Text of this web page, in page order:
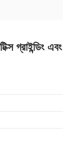
গ্রাইন্ডিং এবং